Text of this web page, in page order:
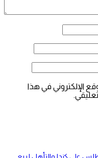
الإلكتروني في هذا